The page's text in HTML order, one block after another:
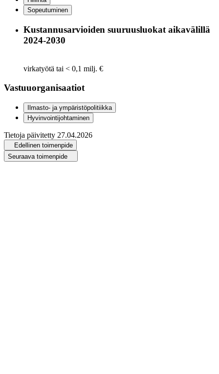
Sopeutuminen
Kustannusarvioiden suuruusluokat aikavälillä
2024-2030
virkatyötä tai < 0,1 milj. €
Vastuuorganisaatiot
Ilmasto- ja ympäristöpolitiikka
Hyvinvointijohtaminen
Tietoja päivitetty 27.04.2026
Edellinen toimenpide
Seuraava toimenpide